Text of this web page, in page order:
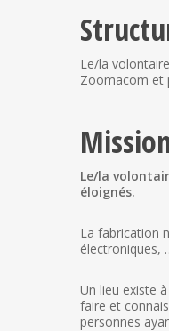
Le/la
Zoomacom et
Le/la
éloignés.
La fabrication
électroniques,
Un lieu existe
faire et
personnes